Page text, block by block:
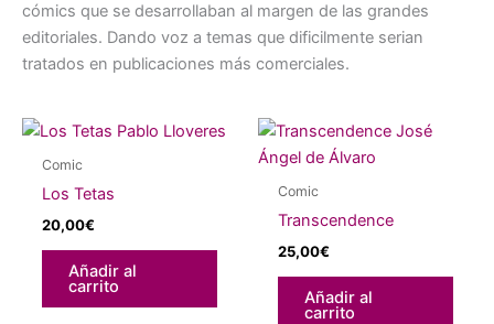
cómics​ que se desarrollaban al margen de las grandes
editoriales. Dando voz a temas que dificilmente serian
tratados en publicaciones más comerciales.
Comic
Los Tetas
20,00€
Añadir al
carrito
Comic
Transcendence
25,00€
Añadir al
carrito